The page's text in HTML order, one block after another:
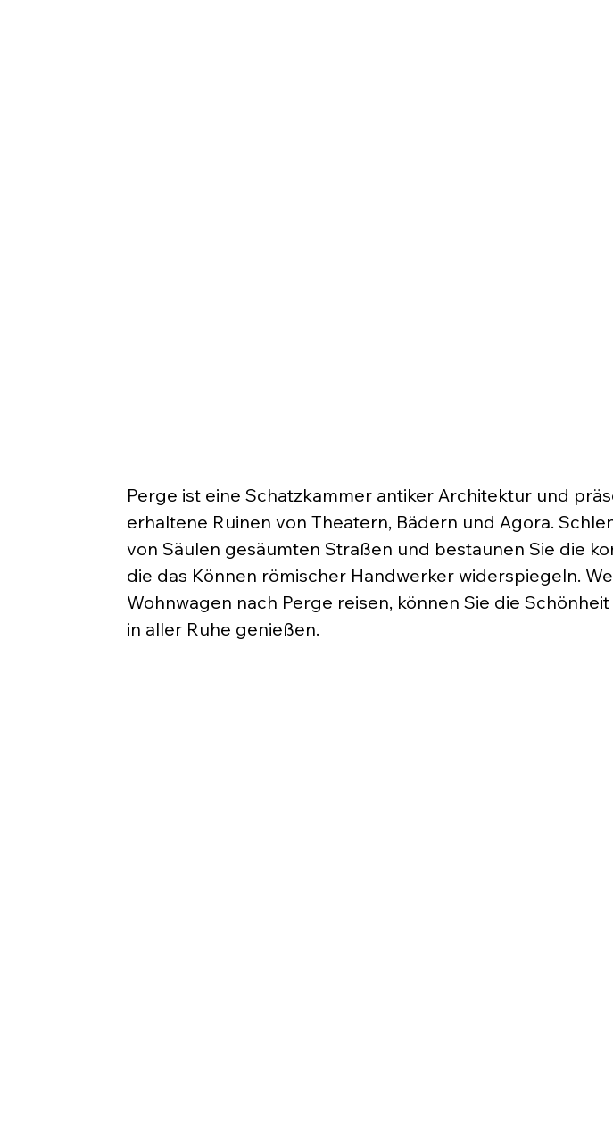
Perge ist eine Schatzkammer antiker Architektur und
erhaltene Ruinen von Theatern, Bädern und Agora.
von Säulen gesäumten Straßen und bestaunen Sie die
die das Können römischer Handwerker widerspiegeln.
Wohnwagen nach Perge reisen, können Sie die
in aller Ruhe genießen.